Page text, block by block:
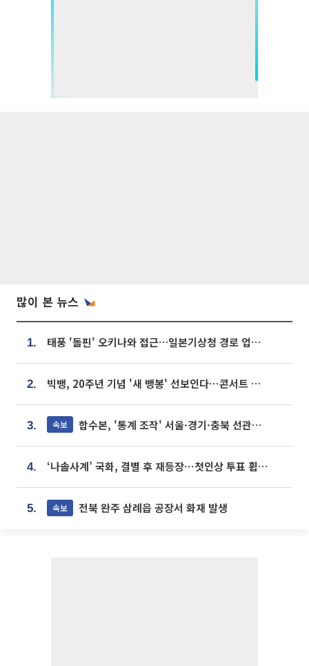
많이 본 뉴스
1. 태풍 '돌핀' 오키나와 접근…일본기상청 경로 업데이트
2. 빅뱅, 20주년 기념 '새 뱅봉' 선보인다⋯콘서트 앞두고 팝업 개최
3. 속보 합수본, '통계 조작' 서울·경기·충북 선관위 등 추가 압수수색
4. ‘나솔사계’ 국화, 결별 후 재등장⋯첫인상 투표 휩쓸고 ‘인기녀’ 등극
5. 속보 전북 완주 삼례읍 공장서 화재 발생